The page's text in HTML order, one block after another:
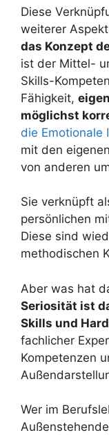
Diese
weiterer
das Konzept
ist der Mittel-
Skills-
Fähigkeit,
möglichst
die Emotionale
mit den
von anderen
Sie verknüpft
persönlichen
Diese sind
methodischen
Aber was hat
Seriosität ist
Skills und
fachlicher
Kompetenzen
Wer im